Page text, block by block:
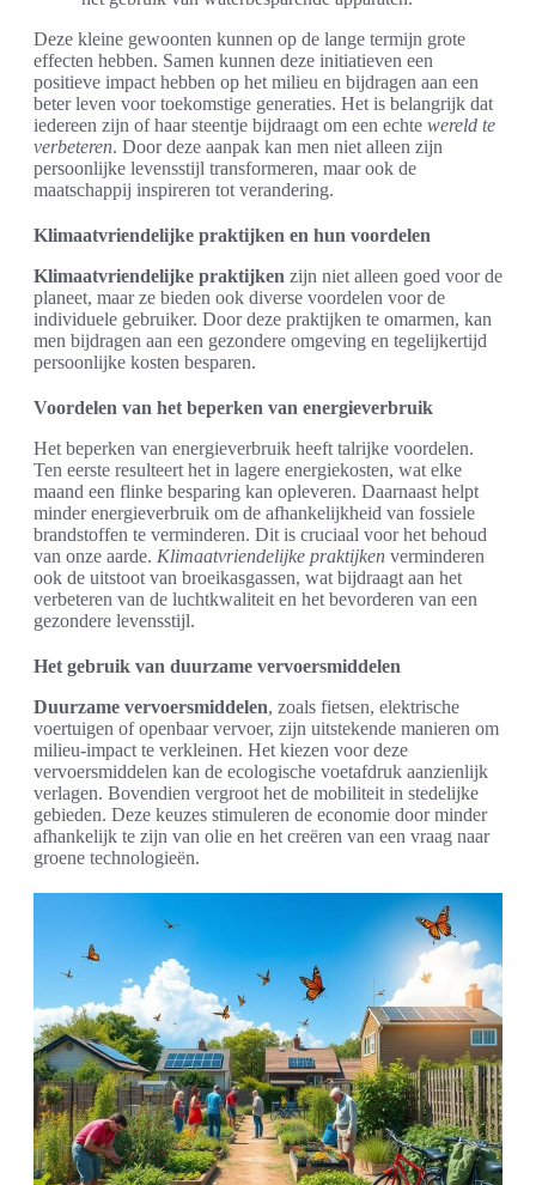
Deze kleine gewoonten kunnen op de lange termijn grote
effecten hebben. Samen kunnen deze initiatieven een
positieve impact hebben op het milieu en bijdragen aan een
beter leven voor toekomstige generaties. Het is belangrijk dat
iedereen zijn of haar steentje bijdraagt om een echte wereld te
verbeteren. Door deze aanpak kan men niet alleen zijn
persoonlijke levensstijl transformeren, maar ook de
maatschappij inspireren tot verandering.
Klimaatvriendelijke praktijken en hun voordelen
Klimaatvriendelijke praktijken zijn niet alleen goed voor de
planeet, maar ze bieden ook diverse voordelen voor de
individuele gebruiker. Door deze praktijken te omarmen, kan
men bijdragen aan een gezondere omgeving en tegelijkertijd
persoonlijke kosten besparen.
Voordelen van het beperken van energieverbruik
Het beperken van energieverbruik heeft talrijke voordelen.
Ten eerste resulteert het in lagere energiekosten, wat elke
maand een flinke besparing kan opleveren. Daarnaast helpt
minder energieverbruik om de afhankelijkheid van fossiele
brandstoffen te verminderen. Dit is cruciaal voor het behoud
van onze aarde. Klimaatvriendelijke praktijken verminderen
ook de uitstoot van broeikasgassen, wat bijdraagt aan het
verbeteren van de luchtkwaliteit en het bevorderen van een
gezondere levensstijl.
Het gebruik van duurzame vervoersmiddelen
Duurzame vervoersmiddelen, zoals fietsen, elektrische
voertuigen of openbaar vervoer, zijn uitstekende manieren om
milieu-impact te verkleinen. Het kiezen voor deze
vervoersmiddelen kan de ecologische voetafdruk aanzienlijk
verlagen. Bovendien vergroot het de mobiliteit in stedelijke
gebieden. Deze keuzes stimuleren de economie door minder
afhankelijk te zijn van olie en het creëren van een vraag naar
groene technologieën.